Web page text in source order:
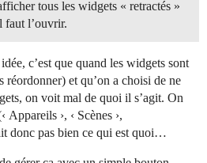
tous les widgets « retractés »
faut l’ouvrir.
c’est que quand les widgets sont
réordonner) et qu’on a choisi de ne
on voit mal de quoi il s’agit. On
›, ‹ Scènes ›,
donc pas bien ce qui est quoi…